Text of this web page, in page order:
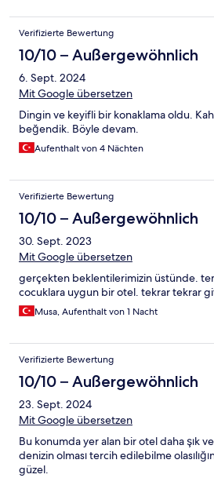
Verifizierte Bewertung
10/10 – Außergewöhnlich
6. Sept. 2024
Mit Google übersetzen
Dingin ve keyifli bir konaklama oldu.
beğendik. Böyle devam.
Aufenthalt von 4 Nächten
Verifizierte Bewertung
10/10 – Außergewöhnlich
30. Sept. 2023
Mit Google übersetzen
gerçekten beklentilerimizin üstünde.
cocuklara uygun bir otel. tekrar tekrar
Musa, Aufenthalt von 1 Nacht
Verifizierte Bewertung
10/10 – Außergewöhnlich
23. Sept. 2024
Mit Google übersetzen
Bu konumda yer alan bir otel daha şık
denizin olması tercih edilebilme
güzel.